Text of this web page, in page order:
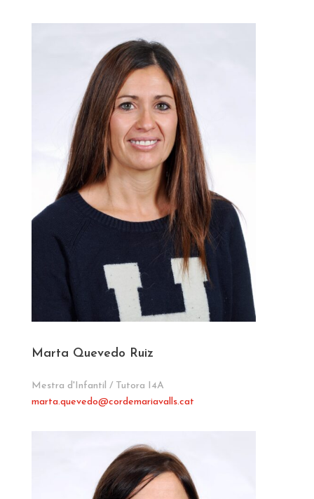
Marta Quevedo Ruiz
Mestra d'Infantil / Tutora I4A
marta.quevedo@cordemariavalls.cat